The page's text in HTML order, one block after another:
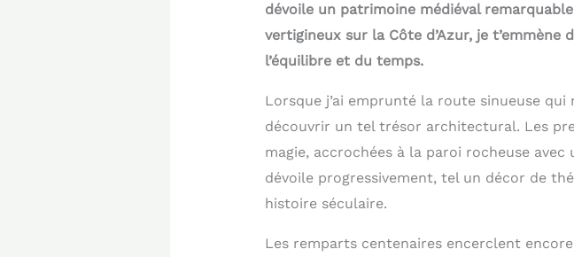
dévoile un patrimoine médiéval
vertigineux sur la Côte d’Azur, je
l’équilibre et du temps.
Lorsque j’ai emprunté la route sinueuse qui
découvrir un tel trésor architectural. Les
magie, accrochées à la paroi rocheuse
dévoile progressivement, tel un décor de
histoire séculaire.
Les remparts centenaires encerclent